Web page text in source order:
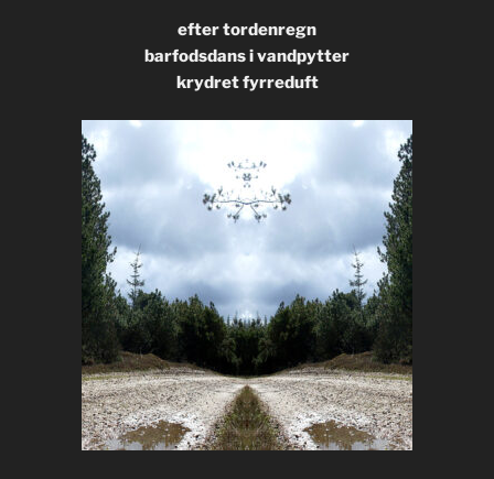
efter tordenregn
barfodsdans i vandpytter
krydret fyrreduft